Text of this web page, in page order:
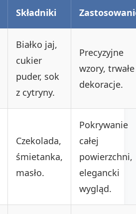
Składniki
Białko jaj,
cukier
puder, sok
z cytryny.
Precyzyjne
wzory, trwałe
dekoracje.
Czekolada,
śmietanka,
masło.
Pokrywanie
całej
powierzchni,
elegancki
wygląd.